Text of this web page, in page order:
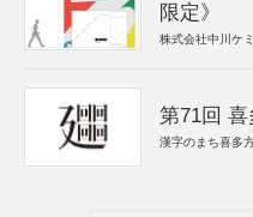
限定》
株式会社中川ケ
第71回
漢字のまち喜多